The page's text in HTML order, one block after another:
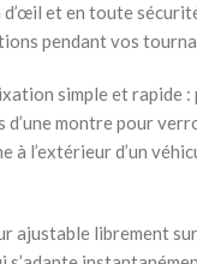
et en toute
pendant vos
simple et rapide
d’une montre pour
à l’extérieur d’un
ajustable librement